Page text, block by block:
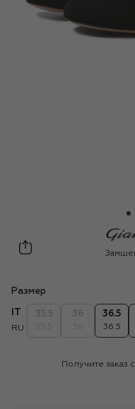
Размер
RU
36.5
36.5
Получите заказ